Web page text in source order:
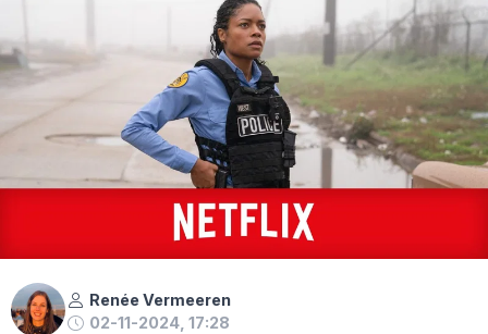
Renée Vermeeren
02-11-2024, 17:28